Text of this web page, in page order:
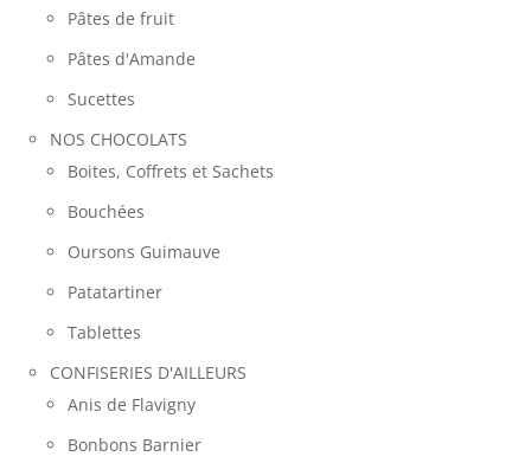
Pâtes de fruit
Pâtes d'Amande
Sucettes
NOS CHOCOLATS
Boites, Coffrets et Sachets
Bouchées
Oursons Guimauve
Patatartiner
Tablettes
CONFISERIES D'AILLEURS
Anis de Flavigny
Bonbons Barnier